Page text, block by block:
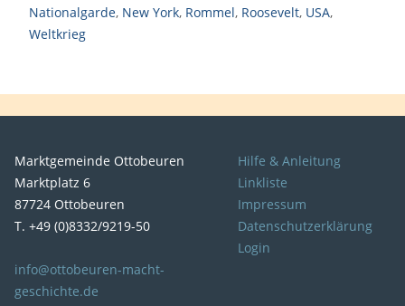
Nationalgarde, New York, Rommel, Roosevelt, USA,
Weltkrieg
Marktgemeinde Ottobeuren
Marktplatz 6
87724 Ottobeuren
T. +49 (0)8332/9219-50
info@ottobeuren-macht-
geschichte.de
Hilfe & Anleitung
Linkliste
Impressum
Datenschutzerklärung
Login